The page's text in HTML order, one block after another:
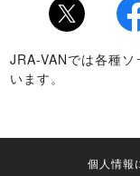
Twitter
JRA-VANでは各種
います。
個人情報